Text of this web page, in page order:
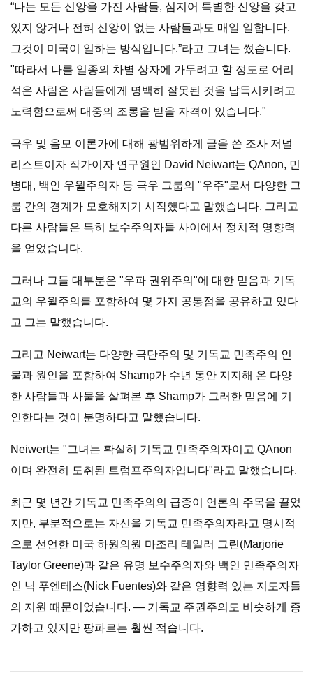
“나는 모든 신앙을 가진 사람들, 심지어 특별한 신앙을 갖고
있지 않거나 전혀 신앙이 없는 사람들과도 매일 일합니다.
그것이 미국이 일하는 방식입니다.”라고 그녀는 썼습니다.
"따라서 나를 일종의 차별 상자에 가두려고 할 정도로 어리
석은 사람은 사람들에게 명백히 잘못된 것을 납득시키려고
노력함으로써 대중의 조롱을 받을 자격이 있습니다."
극우 및 음모 이론가에 대해 광범위하게 글을 쓴 조사 저널
리스트이자 작가이자 연구원인 David Neiwart는 QAnon, 민
병대, 백인 우월주의자 등 극우 그룹의 "우주"로서 다양한 그
룹 간의 경계가 모호해지기 시작했다고 말했습니다. 그리고
다른 사람들은 특히 보수주의자들 사이에서 정치적 영향력
을 얻었습니다.
그러나 그들 대부분은 "우파 권위주의"에 대한 믿음과 기독
교의 우월주의를 포함하여 몇 가지 공통점을 공유하고 있다
고 그는 말했습니다.
그리고 Neiwart는 다양한 극단주의 및 기독교 민족주의 인
물과 원인을 포함하여 Shamp가 수년 동안 지지해 온 다양
한 사람들과 사물을 살펴본 후 Shamp가 그러한 믿음에 기
인한다는 것이 분명하다고 말했습니다.
Neiwert는 "그녀는 확실히 기독교 민족주의자이고 QAnon
이며 완전히 도취된 트럼프주의자입니다"라고 말했습니다.
최근 몇 년간 기독교 민족주의의 급증이 언론의 주목을 끌었
지만, 부분적으로는 자신을 기독교 민족주의자라고 명시적
으로 선언한 미국 하원의원 마조리 테일러 그린(Marjorie
Taylor Greene)과 같은 유명 보수주의자와 백인 민족주의자
인 닉 푸엔테스(Nick Fuentes)와 같은 영향력 있는 지도자들
의 지원 때문이었습니다. — 기독교 주권주의도 비슷하게 증
가하고 있지만 팡파르는 훨씬 적습니다.